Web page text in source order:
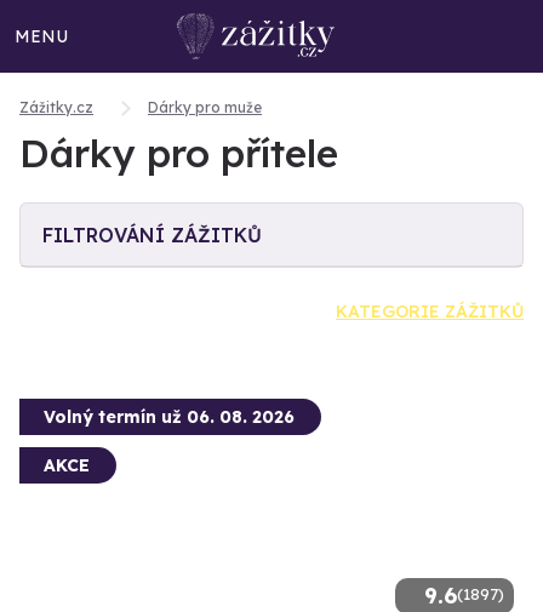
MENU
Zážitky.cz Dárky pro muže
Dárky pro přítele
FILTROVÁNÍ ZÁŽITKŮ
KATEGORIE ZÁŽITKŮ
9.6(1897)
Volný termín už 06. 08. 2026
AKCE